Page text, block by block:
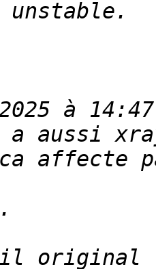
a aussi